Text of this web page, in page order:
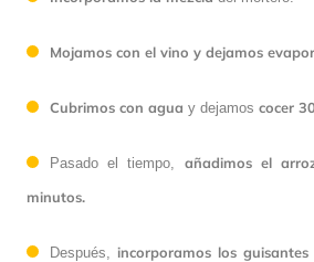
Mojamos con el vino y dejamos
Cubrimos con agua y dejamos cocer
Pasado el tiempo, añadimos el
minutos.
Después,incorporamos los